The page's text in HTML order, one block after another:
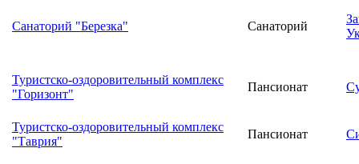
Санаторий "Березка" Санаторий
Туристско-оздоровительный комплекс
"Горизонт"
Пансионат
Туристско-оздоровительный комплекс
"Таврия"
Пансионат